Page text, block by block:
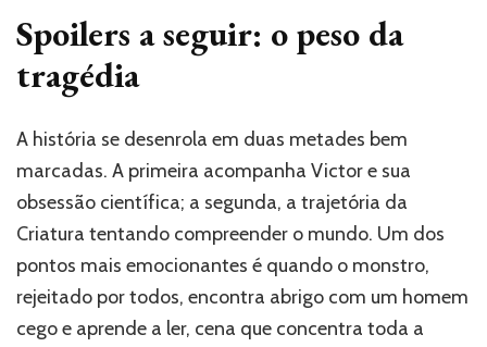
Spoilers a seguir: o peso da
tragédia
A história se desenrola em duas metades bem
marcadas. A primeira acompanha Victor e sua
obsessão científica; a segunda, a trajetória da
Criatura tentando compreender o mundo. Um dos
pontos mais emocionantes é quando o monstro,
rejeitado por todos, encontra abrigo com um homem
cego e aprende a ler, cena que concentra toda a